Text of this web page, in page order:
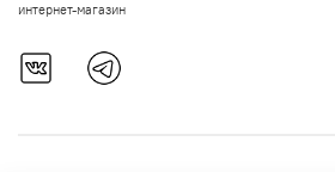
интернет-магазин